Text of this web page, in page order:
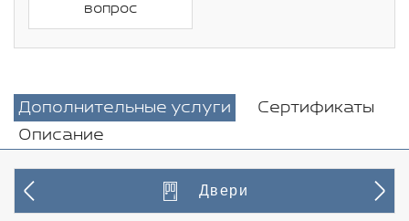
вопрос
Дополнительные услуги
Сертификаты
Описание
Двери